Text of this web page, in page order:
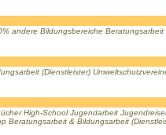
andere Bildungsbereiche
(Dienstleister)
High-School Jugendarbeit
Beratungsarbeit & Bildungsarbeit